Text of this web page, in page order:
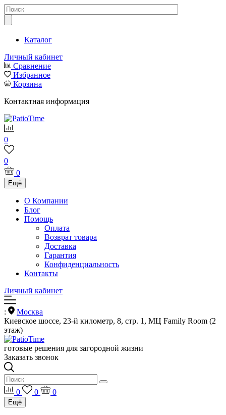
Каталог
Личный кабинет
Сравнение
Избранное
Корзина
Контактная информация
0
0
0
Ещё
О Компании
Блог
Помощь
Оплата
Возврат товара
Доставка
Гарантия
Конфиденциальность
Контакты
Личный кабинет
:
Москва
Киевское шоссе, 23-й километр, 8, стр. 1, МЦ Family Room (2
этаж)
готовые решения для загородной жизни
Заказать звонок
0 0 0
Ещё